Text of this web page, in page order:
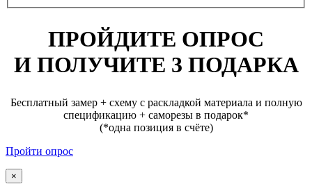
ПРОЙДИТЕ ОПРОС
И ПОЛУЧИТЕ 3 ПОДАРКА
Бесплатный замер + схему с раскладкой материала и полную
спецификацию + саморезы в подарок*
(*одна позиция в счёте)
Пройти опрос
×